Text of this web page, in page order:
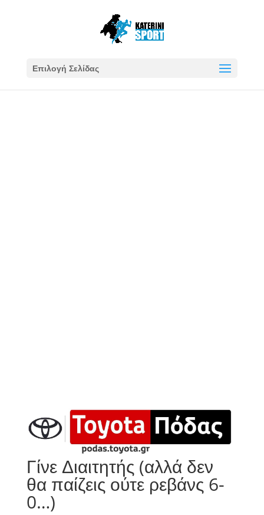
Επιλογή Σελίδας
Γίνε Διαιτητής (αλλά δεν
θα παίζεις ούτε ρεβάνς 6-
0…)